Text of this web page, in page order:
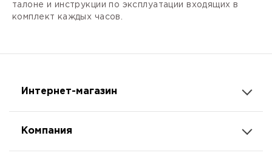
талоне и инструкции по эксплуатации входящих в
комплект каждых часов.
Интернет-магазин
Компания